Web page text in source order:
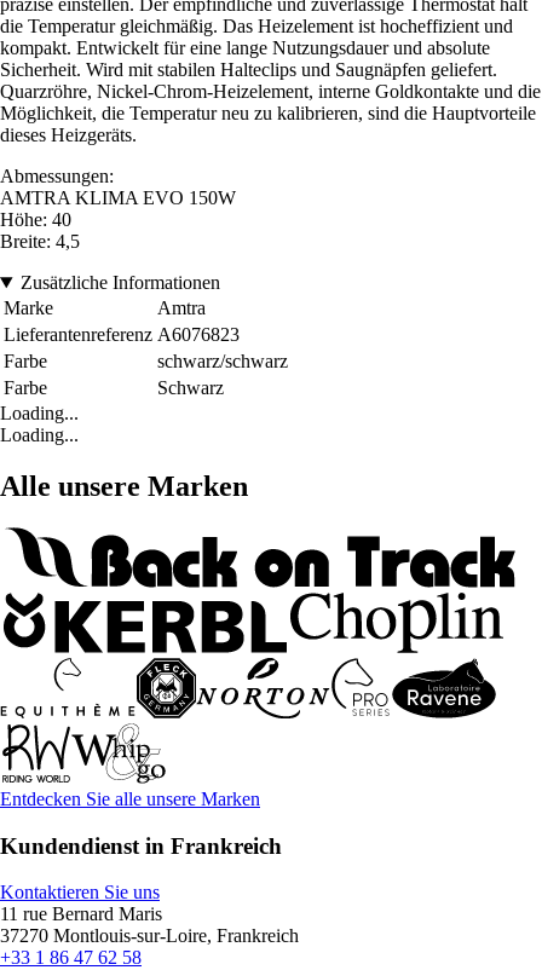
präzise einstellen. Der empfindliche und zuverlässige Thermostat hält
die Temperatur gleichmäßig. Das Heizelement ist hocheffizient und
kompakt. Entwickelt für eine lange Nutzungsdauer und absolute
Sicherheit. Wird mit stabilen Halteclips und Saugnäpfen geliefert.
Quarzröhre, Nickel-Chrom-Heizelement, interne Goldkontakte und die
Möglichkeit, die Temperatur neu zu kalibrieren, sind die Hauptvorteile
dieses Heizgeräts.
Abmessungen:
AMTRA KLIMA EVO 150W
Höhe: 40
Breite: 4,5
Zusätzliche Informationen
Marke
Amtra
Lieferantenreferenz A6076823
Farbe
schwarz/schwarz
Farbe
Schwarz
Loading...
Loading...
Alle unsere Marken
Entdecken Sie alle unsere Marken
Kundendienst in Frankreich
Kontaktieren Sie uns
11 rue Bernard Maris
37270 Montlouis-sur-Loire, Frankreich
+33 1 86 47 62 58